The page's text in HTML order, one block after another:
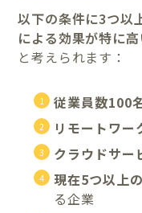
以下の条件に3つ以
による効果が特に高
と考えられます：
従業員数100
リモートワー
クラウドサー
現在5つ以上
る企業